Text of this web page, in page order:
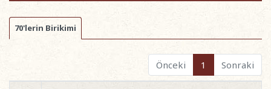
70'lerin Birikimi
Önceki 1 Sonraki